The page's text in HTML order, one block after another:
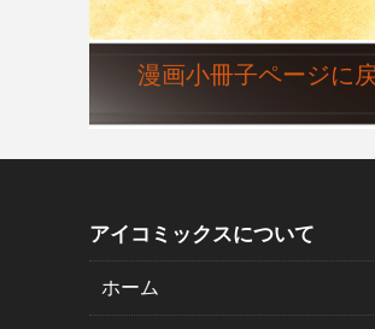
漫画小冊子ページに
アイコミックスについて
ホーム